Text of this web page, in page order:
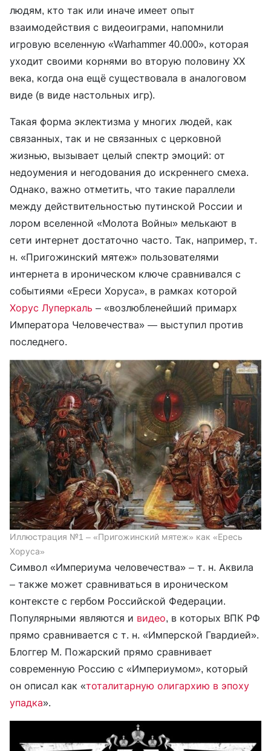
людям, кто так или иначе имеет опыт
взаимодействия с видеоиграми, напомнили
игровую вселенную «Warhammer 40.000», которая
уходит своими корнями во вторую половину ХХ
века, когда она ещё существовала в аналоговом
виде (в виде настольных игр).
Такая форма эклектизма у многих людей, как
связанных, так и не связанных с церковной
жизнью, вызывает целый спектр эмоций: от
недоумения и негодования до искреннего смеха.
Однако, важно отметить, что такие параллели
между действительностью путинской России и
лором вселенной «Молота Войны» мелькают в
сети интернет достаточно часто. Так, например, т.
н. «Пригожинский мятеж» пользователями
интернета в ироническом ключе сравнивался с
событиями «Ереси Хоруса», в рамках которой
Хорус Луперкаль – «возлюбленейший примарх
Императора Человечества» — выступил против
последнего.
Иллюстрация №1 – «Пригожинский мятеж» как «Ересь
Хоруса»
Символ «Империума человечества» – т. н. Аквила
– также может сравниваться в ироническом
контексте с гербом Российской Федерации.
Популярными являются и видео, в которых ВПК РФ
прямо сравнивается с т. н. «Имперской Гвардией».
Блоггер М. Пожарский прямо сравнивает
современную Россию с «Империумом», который
он описал как «тоталитарную олигархию в эпоху
упадка».